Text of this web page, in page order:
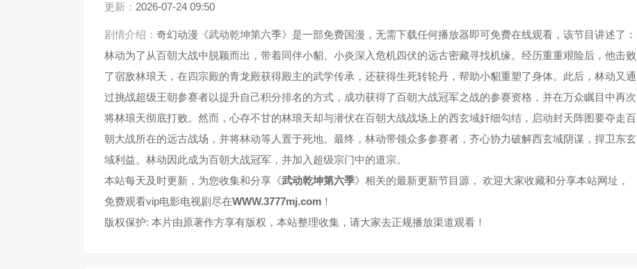
更新： 2026-07-24 09:50
剧情介绍： 奇幻动漫《武动乾坤第六季》是一部免费国漫，无需下载任何播放器即可免费在线观看，该节目讲述了：
林动为了从百朝大战中脱颖而出，带着同伴小貂、小炎深入危机四伏的远古密藏寻找机缘。经历重重艰险后，他击败
了宿敌林琅天，在四宗殿的青龙殿获得殿主的武学传承，还获得生死转轮丹，帮助小貂重塑了身体。此后，林动又通
过挑战超级王朝参赛者以提升自己积分排名的方式，成功获得了百朝大战冠军之战的参赛资格，并在万众瞩目中再次
将林琅天彻底打败。然而，心存不甘的林琅天却与潜伏在百朝大战战场上的西玄域奸细勾结，启动封天阵图要夺走百
朝大战所在的远古战场，并将林动等人置于死地。最终，林动带领众多参赛者，齐心协力破解西玄域阴谋，捍卫东玄
域利益。林动因此成为百朝大战冠军，并加入超级宗门中的道宗。
本站每天及时更新，为您收集和分享《武动乾坤第六季》相关的最新更新节目源， 欢迎大家收藏和分享本站网址，
免费观看vip电影电视剧尽在WWW.3777mj.com ！
版权保护: 本片由原著作方享有版权，本站整理收集，请大家去正规播放渠道观看！